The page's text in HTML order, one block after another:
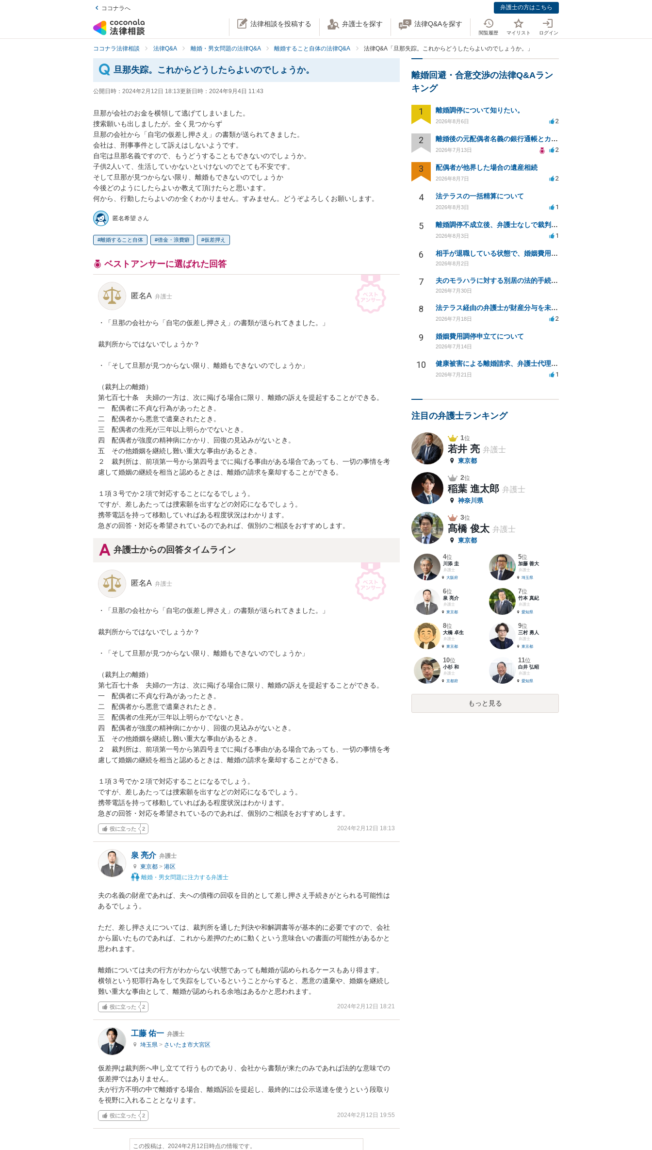
ココナラへ 弁護士の方はこちら
法律相談を投稿する 弁護士を探す 法律Q&Aを探す
閲覧履歴 マイリスト ログイン
ココナラ法律相談 法律Q&A 離婚・男女問題の法律Q&A 離婚すること自体の法律Q&A 法律Q&A「旦那失踪。これからどうしたらよいのでしょうか。」
旦那失踪。これからどうしたらよいのでしょうか。
公開日時： 2024年2月12日 18:13更新日時： 2024年9月4日 11:43
旦那が会社のお金を横領して逃げてしまいました。
捜索願いも出しましたが。全く見つからず
旦那の会社から「自宅の仮差し押さえ」の書類が送られてきました。
会社は、刑事事件として訴えはしないようです。
自宅は旦那名義ですので、もうどうすることもできないのでしょうか。
子供2人いて、生活していかないといけないのでとても不安です。
そして旦那が見つからない限り、離婚もできないのでしょうか
今後どのようにしたらよいか教えて頂けたらと思います。
何から、行動したらよいのか全くわかりません。すみません。どうぞよろしくお願いします。
匿名希望 さん
離婚すること自体 借金・浪費癖 仮差押え
ベストアンサーに選ばれた回答
匿名A 弁護士
・「旦那の会社から「自宅の仮差し押さえ」の書類が送られてきました。」
裁判所からではないでしょうか？
・「そして旦那が見つからない限り、離婚もできないのでしょうか」
（裁判上の離婚）
第七百七十条　夫婦の一方は、次に掲げる場合に限り、離婚の訴えを提起することができる。
一　配偶者に不貞な行為があったとき。
二　配偶者から悪意で遺棄されたとき。
三　配偶者の生死が三年以上明らかでないとき。
四　配偶者が強度の精神病にかかり、回復の見込みがないとき。
五　その他婚姻を継続し難い重大な事由があるとき。
２　裁判所は、前項第一号から第四号までに掲げる事由がある場合であっても、一切の事情を考
慮して婚姻の継続を相当と認めるときは、離婚の請求を棄却することができる。
１項３号でか２項で対応することになるでしょう。
ですが、差しあたっては捜索願を出すなどの対応になるでしょう。
携帯電話を持って移動していればある程度状況はわかります。
急ぎの回答・対応を希望されているのであれば、個別のご相談をおすすめします。
弁護士からの回答タイムライン
匿名A 弁護士
・「旦那の会社から「自宅の仮差し押さえ」の書類が送られてきました。」
裁判所からではないでしょうか？
・「そして旦那が見つからない限り、離婚もできないのでしょうか」
（裁判上の離婚）
第七百七十条　夫婦の一方は、次に掲げる場合に限り、離婚の訴えを提起することができる。
一　配偶者に不貞な行為があったとき。
二　配偶者から悪意で遺棄されたとき。
三　配偶者の生死が三年以上明らかでないとき。
四　配偶者が強度の精神病にかかり、回復の見込みがないとき。
五　その他婚姻を継続し難い重大な事由があるとき。
２　裁判所は、前項第一号から第四号までに掲げる事由がある場合であっても、一切の事情を考
慮して婚姻の継続を相当と認めるときは、離婚の請求を棄却することができる。
１項３号でか２項で対応することになるでしょう。
ですが、差しあたっては捜索願を出すなどの対応になるでしょう。
携帯電話を持って移動していればある程度状況はわかります。
急ぎの回答・対応を希望されているのであれば、個別のご相談をおすすめします。
役に立った 2 2024年2月12日 18:13
泉 亮介 弁護士
東京都 > 港区
離婚・男女問題に注力する弁護士
夫の名義の財産であれば、夫への債権の回収を目的として差し押さえ手続きがとられる可能性は
あるでしょう。
ただ、差し押さえについては、裁判所を通した判決や和解調書等が基本的に必要ですので、会社
から届いたものであれば、これから差押のために動くという意味合いの書面の可能性があるかと
思われます。
離婚については夫の行方がわからない状態であっても離婚が認められるケースもあり得ます。
横領という犯罪行為をして失踪をしているということからすると、悪意の遺棄や、婚姻を継続し
難い重大な事由として、離婚が認められる余地はあるかと思われます。
役に立った 2 2024年2月12日 18:21
工藤 佑一 弁護士
埼玉県 > さいたま市大宮区
仮差押は裁判所へ申し立てて行うものであり、会社から書類が来たのみであれば法的な意味での
仮差押ではありません。
夫が行方不明の中で離婚する場合、離婚訴訟を提起し、最終的には公示送達を使うという段取り
を視野に入れることとなります。
役に立った 2 2024年2月12日 19:55
この投稿は、2024年2月12日時点の情報です。
離婚回避・合意交渉の法律Q&Aラン
キング
1 離婚調停について知りたい。
2026年8月6日 2
2 離婚後の元配偶者名義の銀行通帳とカードの処分方法について
2026年7月13日 2
3 配偶者が他界した場合の遺産相続
2026年8月7日 2
4 法テラスの一括精算について
2026年8月3日 1
5 離婚調停不成立後、弁護士なしで裁判を進める方法は？
2026年8月3日 1
6 相手が退職している状態で、婚姻費用分担請求は可能でしょうか？
2026年8月2日
7 夫のモラハラに対する別居の法的手続き相談
2026年7月30日
8 法テラス経由の弁護士が財産分与を未解決のまま放置
2026年7月18日 2
9 婚姻費用調停申立てについて
2026年7月14日
10 健康被害による離婚請求、弁護士代理で迅速な手続き希望
2026年7月21日 1
注目の弁護士ランキング
1位
若井 亮 弁護士
東京都
2位
稲葉 進太郎 弁護士
神奈川県
3位
髙橋 俊太 弁護士
東京都
4位
川添 圭
弁護士
大阪府
5位
加藤 善大
弁護士
埼玉県
6位
泉 亮介
弁護士
東京都
7位
竹本 真紀
弁護士
愛知県
8位
大橋 卓生
弁護士
東京都
9位
三村 勇人
弁護士
東京都
10位
小杉 和
弁護士
京都府
11位
白井 弘昭
弁護士
愛知県
もっと見る